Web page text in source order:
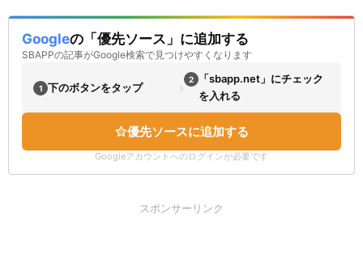
Googleの「優先ソース」に追加する
SBAPPの記事がGoogle検索で見つけやすくなります
1 下のボタンをタップ › 2
「sbapp.net」にチェック
を入れる
優先ソースに追加する
Googleアカウントへのログインが必要です
スポンサーリンク